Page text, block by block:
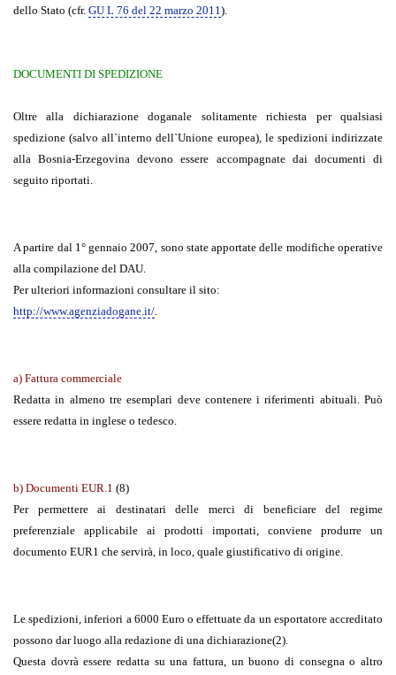
dello Stato (cfr. GU L 76 del 22 marzo 2011).
DOCUMENTI DI SPEDIZIONE
Oltre alla dichiarazione doganale solitamente richiesta per qualsiasi
spedizione (salvo all`interno dell`Unione europea), le spedizioni indirizzate
alla Bosnia-Erzegovina devono essere accompagnate dai documenti di
seguito riportati.
A partire dal 1° gennaio 2007, sono state apportate delle modifiche operative
alla compilazione del DAU.
Per ulteriori informazioni consultare il sito:
http://www.agenziadogane.it/.
a) Fattura commerciale
Redatta in almeno tre esemplari deve contenere i riferimenti abituali. Può
essere redatta in inglese o tedesco.
b) Documenti EUR.1 (8)
Per permettere ai destinatari delle merci di beneficiare del regime
preferenziale applicabile ai prodotti importati, conviene produrre un
documento EUR1 che servirà, in loco, quale giustificativo di origine.
Le spedizioni, inferiori a 6000 Euro o effettuate da un esportatore accreditato
possono dar luogo alla redazione di una dichiarazione(2).
Questa dovrà essere redatta su una fattura, un buono di consegna o altro